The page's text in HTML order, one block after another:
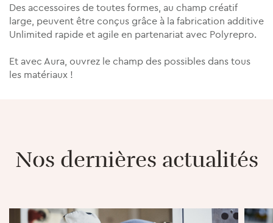
Des accessoires de toutes formes, au champ créatif
large, peuvent être conçus grâce à la fabrication additive
Unlimited rapide et agile en partenariat avec Polyrepro.
Et avec Aura, ouvrez le champ des possibles dans tous
les matériaux !
Nos dernières actualités